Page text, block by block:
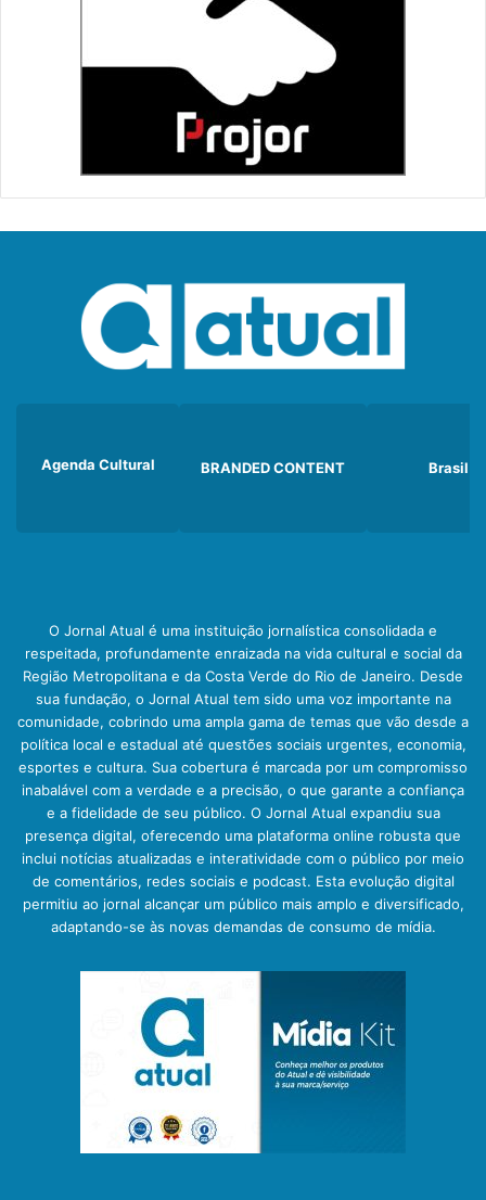
Agenda Cultural BRANDED CONTENT Brasil
O Jornal Atual é uma instituição jornalística consolidada e
respeitada, profundamente enraizada na vida cultural e social da
Região Metropolitana e da Costa Verde do Rio de Janeiro. Desde
sua fundação, o Jornal Atual tem sido uma voz importante na
comunidade, cobrindo uma ampla gama de temas que vão desde a
política local e estadual até questões sociais urgentes, economia,
esportes e cultura. Sua cobertura é marcada por um compromisso
inabalável com a verdade e a precisão, o que garante a confiança
e a fidelidade de seu público. O Jornal Atual expandiu sua
presença digital, oferecendo uma plataforma online robusta que
inclui notícias atualizadas e interatividade com o público por meio
de comentários, redes sociais e podcast. Esta evolução digital
permitiu ao jornal alcançar um público mais amplo e diversificado,
adaptando-se às novas demandas de consumo de mídia.